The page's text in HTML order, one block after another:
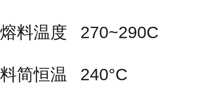
熔料温度 270~290C
料简恒温 240°C